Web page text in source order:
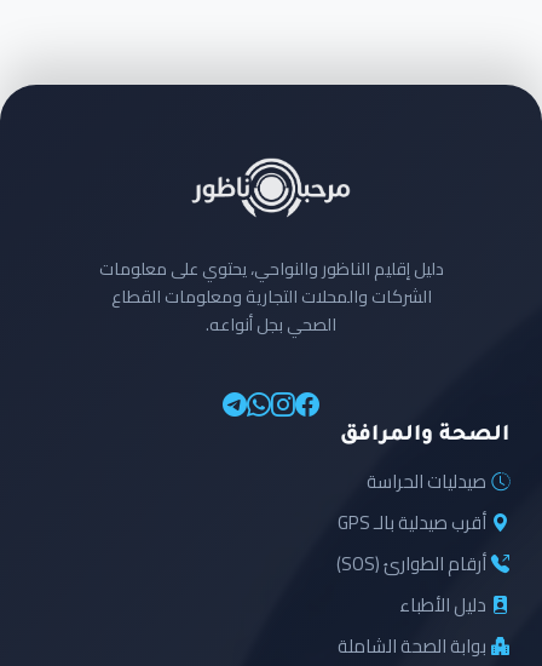
دليل إقليم الناظور والنواحي، يحتوي على معلومات
الشركات والمحلات التجارية ومعلومات القطاع
الصحي بجل أنواعه.
الصحة والمرافق
صيدليات الحراسة
أقرب صيدلية بالـ GPS
أرقام الطوارئ (SOS)
دليل الأطباء
بوابة الصحة الشاملة